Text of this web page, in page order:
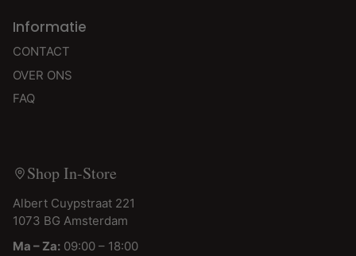
Informatie
CONTACT
OVER ONS
FAQ
Shop In-Store
Albert Cuypstraat 221
1073 BG Amsterdam
Ma – Za: 09:00 – 18:00